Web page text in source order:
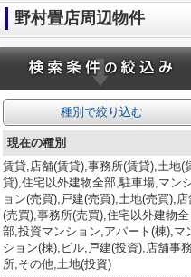
野村畳店周辺物件
種別で絞り込む
現在の種別
賃貸,店舗(賃貸),事務所(賃貸),土地(
貸),住宅以外建物全部,駐車場,マン
ョン(売買),戸建(売買),土地(売買),店
(売買),事務所(売買),住宅以外建物全
部,投資マンション,アパート(棟),マ
ション(棟),ビル,戸建(投資),店舗事
所,その他,土地(投資)